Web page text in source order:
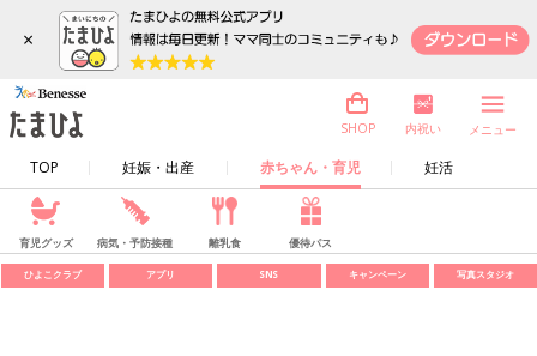
×
TOP 妊娠・出産 赤ちゃん・育児 妊活
SHOP 内祝い メニュー
育児グッズ 病気・予防接種 離乳食 優待パス
ひよこクラブ アプリ SNS キャンペーン 写真スタジオ